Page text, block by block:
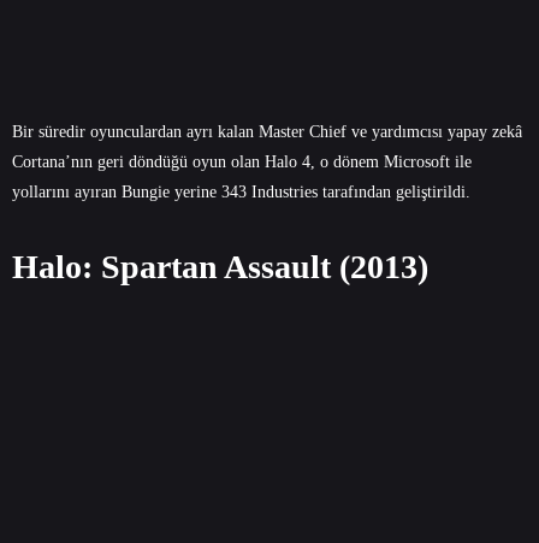
Bir süredir oyunculardan ayrı kalan Master Chief ve yardımcısı yapay zekâ
Cortana’nın geri döndüğü oyun olan Halo 4, o dönem Microsoft ile
yollarını ayıran Bungie yerine 343 Industries tarafından geliştirildi.
Halo: Spartan Assault (2013)